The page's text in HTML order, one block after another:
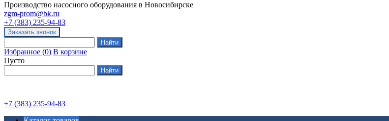
Производство насосного оборудования в Новосибирске
zgm-prom@bk.ru
+7 (383) 235-94-83
Избранное (0) В корзине
Пусто
+7 (383) 235-94-83